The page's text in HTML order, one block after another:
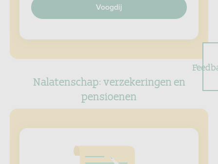
Voogdij
Nalatenschap: verzekeringen en
pensioenen